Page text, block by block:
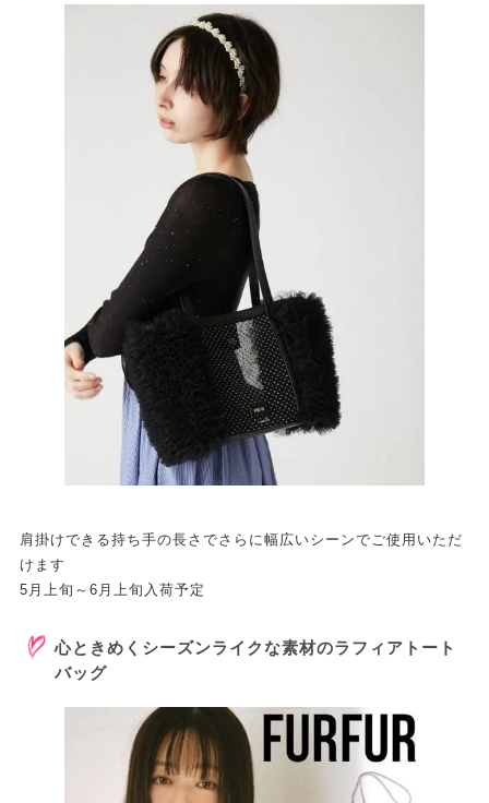
肩掛けできる持ち手の長さでさらに幅広いシーンでご使用いただ
けます
5月上旬～6月上旬入荷予定
心ときめくシーズンライクな素材のラフィアトート
バッグ